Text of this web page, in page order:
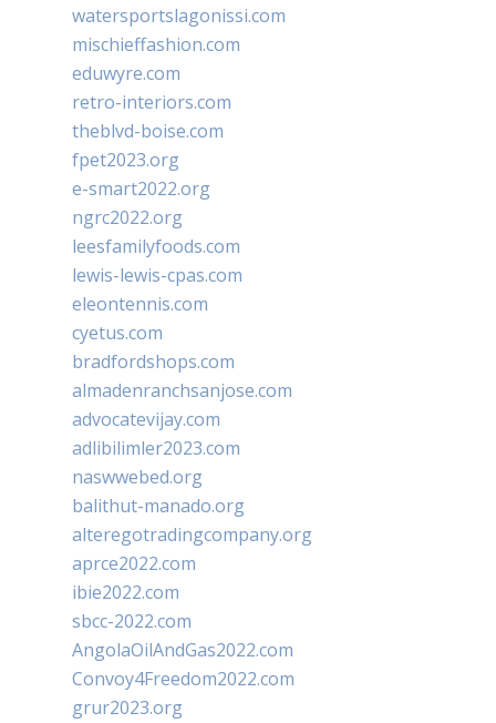
watersportslagonissi.com
mischieffashion.com
eduwyre.com
retro-interiors.com
theblvd-boise.com
fpet2023.org
e-smart2022.org
ngrc2022.org
leesfamilyfoods.com
lewis-lewis-cpas.com
eleontennis.com
cyetus.com
bradfordshops.com
almadenranchsanjose.com
advocatevijay.com
adlibilimler2023.com
naswwebed.org
balithut-manado.org
alteregotradingcompany.org
aprce2022.com
ibie2022.com
sbcc-2022.com
AngolaOilAndGas2022.com
Convoy4Freedom2022.com
grur2023.org